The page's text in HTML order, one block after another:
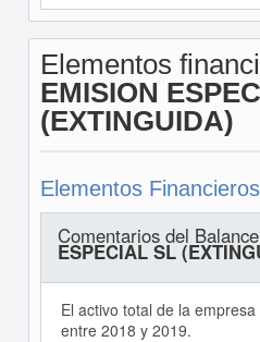
Elementos
EMISION
(EXTINGUIDA)
Elementos Financieros
Comentarios del
ESPECIAL SL
El activo total de la
entre 2018 y 2019.